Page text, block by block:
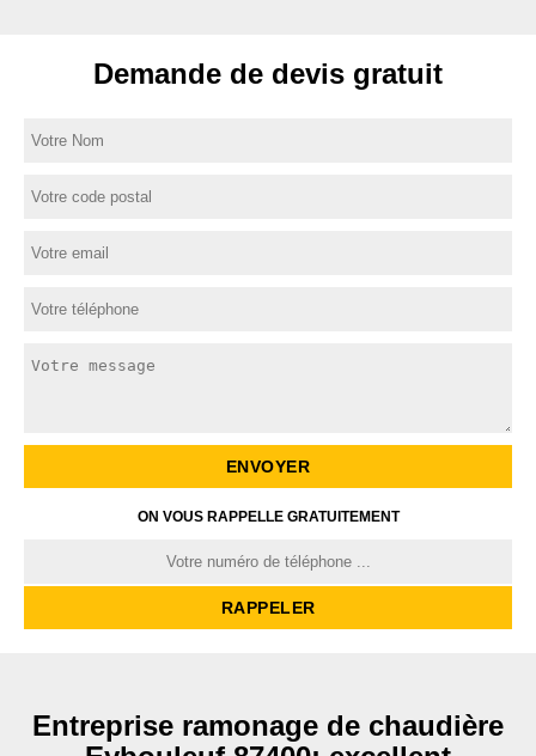
Demande de devis gratuit
ON VOUS RAPPELLE GRATUITEMENT
Entreprise ramonage de chaudière